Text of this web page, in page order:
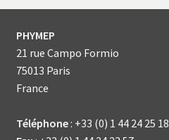
PHYMEP
21 rue Campo Formio
75013 Paris
France
Téléphone: +33 (0) 1 44 24 25 18